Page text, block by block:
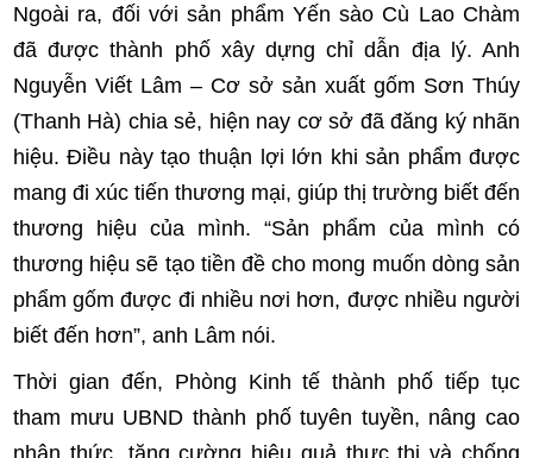
Ngoài ra, đối với sản phẩm Yến sào Cù Lao Chàm
đã được thành phố xây dựng chỉ dẫn địa lý. Anh
Nguyễn Viết Lâm – Cơ sở sản xuất gốm Sơn Thúy
(Thanh Hà) chia sẻ, hiện nay cơ sở đã đăng ký nhãn
hiệu. Điều này tạo thuận lợi lớn khi sản phẩm được
mang đi xúc tiến thương mại, giúp thị trường biết đến
thương hiệu của mình. “Sản phẩm của mình có
thương hiệu sẽ tạo tiền đề cho mong muốn dòng sản
phẩm gốm được đi nhiều nơi hơn, được nhiều người
biết đến hơn”, anh Lâm nói.
Thời gian đến, Phòng Kinh tế thành phố tiếp tục
tham mưu UBND thành phố tuyên tuyền, nâng cao
nhận thức, tăng cường hiệu quả thực thi và chống